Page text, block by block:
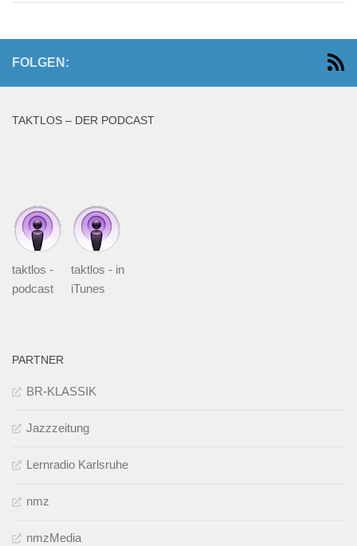
FOLGEN:
TAKTLOS – DER PODCAST
taktlos -
podcast
taktlos - in
iTunes
PARTNER
BR-KLASSIK
Jazzzeitung
Lernradio Karlsruhe
nmz
nmzMedia